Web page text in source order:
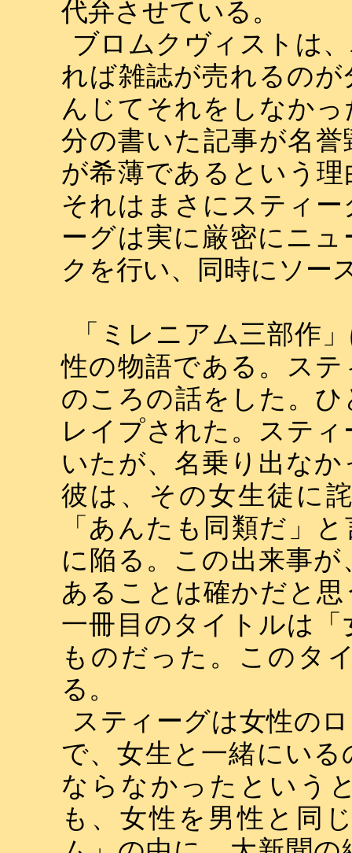
代弁させている。
ブロムクヴィストは
れば雑誌が売れるの
んじてそれをしなか
分の書いた記事が名
が希薄であるという
それはまさにスティ
ーグは実に厳密にニ
クを行い、同時にソー
「ミレニアム三部作
性の物語である。ス
のころの話をした。
レイプされた。ステ
いたが、名乗り出な
彼は、その女生徒に
「あんたも同類だ」
に陥る。この出来事
あることは確かだと
一冊目のタイトルは
ものだった。このタ
る。
スティーグは女性の
で、女生と一緒にい
ならなかったという
も、女性を男性と同